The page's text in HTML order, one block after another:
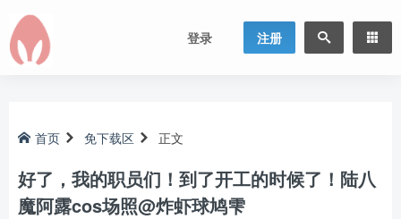
登录 注册
首页 免下载区 正文
好了，我的职员们！到了开工的时候了！陆八
魔阿露cos场照@炸虾球鸠雫